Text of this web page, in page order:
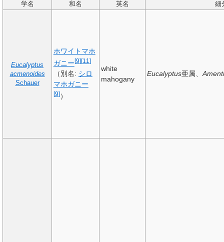
学名 和名 英名 細
Eucalyptus
acmenoides
Schauer
ホワイトマホ
ガニー[9][11 ]
（別名: シロ
マホガニー
[9]）
white
mahogany
Eucalyptus亜属、